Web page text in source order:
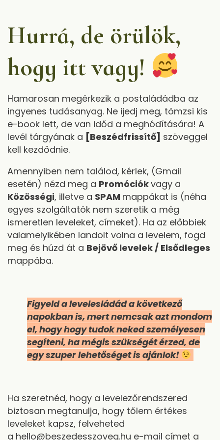
Hurrá, de örülök,
hogy itt vagy!
Hamarosan megérkezik a postaládádba az
ingyenes tudásanyag. Ne ijedj meg, tömzsi kis
e-book lett, de van időd a meghódítására! A
levél tárgyának a [Beszédfrissítő] szöveggel
kell kezdődnie.
Amennyiben nem találod, kérlek, (Gmail
esetén) nézd meg a Promóciókvagy a
Közösségi, illetve a SPAM mappákat is (néha
egyes szolgáltatók nem szeretik a még
ismeretlen leveleket, címeket). Ha az előbbiek
valamelyikében landolt volna a levelem, fogd
meg és húzd át a Bejövő levelek / Elsődleges
mappába.
Figyeld a levelesládád a következő
napokban is, mert nemcsak azt mondom
el, hogy hogy tudok neked személyesen
segíteni, ha mégis szükségét érzed, de
egy szuper lehetőséget is ajánlok!
Ha szeretnéd, hogy a levelezőrendszered
biztosan megtanulja, hogy tőlem értékes
leveleket kapsz, felveheted
a hello@beszedesszoveg.hu e-mail címet a